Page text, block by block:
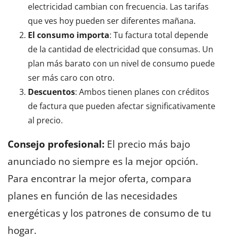
electricidad cambian con frecuencia. Las tarifas
que ves hoy pueden ser diferentes mañana.
El consumo importa: Tu factura total depende
de la cantidad de electricidad que consumas. Un
plan más barato con un nivel de consumo puede
ser más caro con otro.
Descuentos: Ambos tienen planes con créditos
de factura que pueden afectar significativamente
al precio.
Consejo profesional: El precio más bajo
anunciado no siempre es la mejor opción.
Para encontrar la mejor oferta, compara
planes en función de las necesidades
energéticas y los patrones de consumo de tu
hogar.